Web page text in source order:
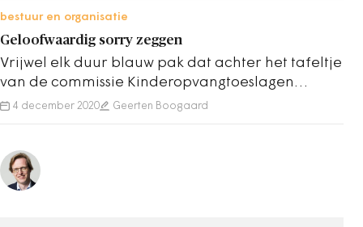
bestuur en organisatie
Geloofwaardig sorry zeggen
Vrijwel elk duur blauw pak dat achter het tafeltje
van de commissie Kinderopvangtoeslagen
plaatsnam, betoonde diepe spijt. Maar de…
4 december 2020 Geerten Boogaard